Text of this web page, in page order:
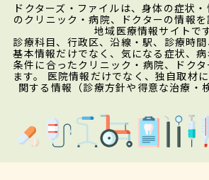
ドクターズ・ファイルは、身体の症状
のクリニック・病院、ドクターの情報
地域医療情報サイトです
診療科目、行政区、沿線・駅、診療時
基本情報だけでなく、気になる症状、
条件に合ったクリニック・病院、ドク
ます。 医院情報だけでなく、独自取材
関する情報（診療方針や得意な治療・